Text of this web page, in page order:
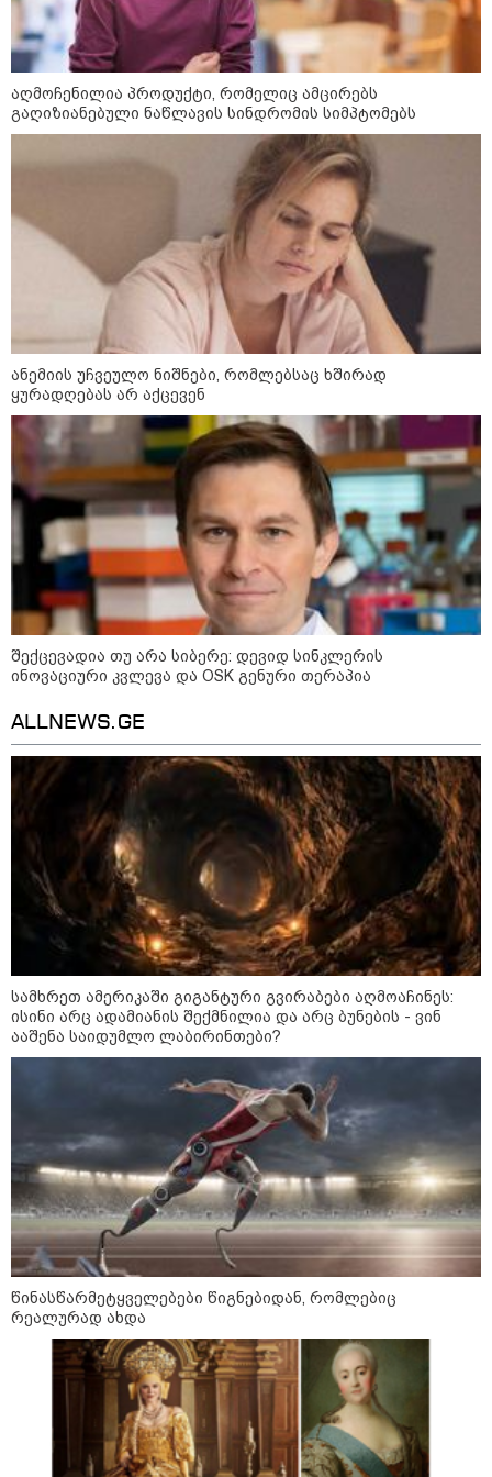
მსოფლიო
13:15 / 08-08-2026
უძველესი სენი და ეპიდემია: აშშ-ში
ერთდროულად კეთრს და ნაწლავურ
ინფექციას ებრძვიან - რა უნდა ვიცოდეთ
და რამდენად სახიფათოა
13:36 / 09-08-2026
24 წლის ფეხბურთელს თამაშის
დროს ელვამ დაარტყა,
ტაილანდიდან
12:47 / 09-08-2026
რუსული მხარის ინფორმაციით,
უკრაინამ ბელგოროდზე
დრონებით იერიში მიიტანა,
დაიღუპა 3 ადამიანი და
დაშავდა 25
10:17 / 09-08-2026
რუსებმა ხარკოვს და ოდესას
დაარტყეს, არიან დაღუპულები
და დაშავებულები - რა
ინფორმაციას ავრცელებს
ხარკოვის მერი?
10:02 / 09-08-2026
"ქართული ოცნება” ხელს
უწყობს ირანული
ტერორისტული ქსელების
უკანონო გაფართოებას, თუმცა
მაინც ამერიკას უყენებს
მოთხოვნებს?" - ჯო უილსონი
კატეგორიის ყველა სიახლე
ოკუპირებული ცხინვალის ე.წ.
საგარეო უწყება - საქართველოს
აღმოჩენილია პროდუქტი, რომელიც ამცირებს
გაღიზიანებული ნაწლავის სინდრომის სიმპტომებს
ანემიის უჩვეულო ნიშნები, რომლებსაც ხშირად
ყურადღებას არ აქცევენ
შექცევადია თუ არა სიბერე: დევიდ სინკლერის
ინოვაციური კვლევა და OSK გენური თერაპია
ALLNEWS.GE
სამხრეთ ამერიკაში გიგანტური გვირაბები აღმოაჩინეს:
ისინი არც ადამიანის შექმნილია და არც ბუნების - ვინ
ააშენა საიდუმლო ლაბირინთები?
წინასწარმეტყველებები წიგნებიდან, რომლებიც
რეალურად ახდა